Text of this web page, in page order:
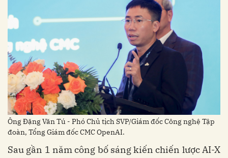
Ông Đặng Văn Tú - Phó Chủ tịch SVP/Giám đốc Công nghệ Tập
đoàn, Tổng Giám đốc CMC OpenAI.
Sau gần 1 năm công bố sáng kiến chiến lược AI-X